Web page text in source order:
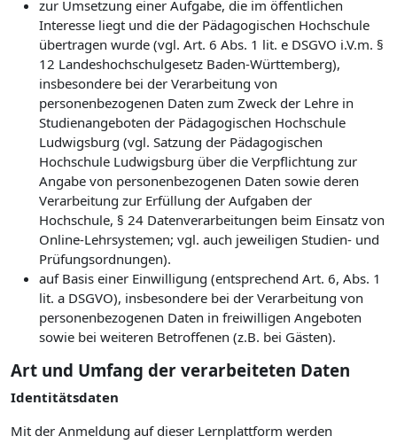
zur Umsetzung einer Aufgabe, die im öffentlichen
Interesse liegt und die der Pädagogischen Hochschule
übertragen wurde (vgl. Art. 6 Abs. 1 lit. e DSGVO i.V.m. §
12 Landeshochschulgesetz Baden-Württemberg),
insbesondere bei der Verarbeitung von
personenbezogenen Daten zum Zweck der Lehre in
Studienangeboten der Pädagogischen Hochschule
Ludwigsburg (vgl. Satzung der Pädagogischen
Hochschule Ludwigsburg über die Verpflichtung zur
Angabe von personenbezogenen Daten sowie deren
Verarbeitung zur Erfüllung der Aufgaben der
Hochschule, § 24 Datenverarbeitungen beim Einsatz von
Online-Lehrsystemen; vgl. auch jeweiligen Studien- und
Prüfungsordnungen).
auf Basis einer Einwilligung (entsprechend Art. 6, Abs. 1
lit. a DSGVO), insbesondere bei der Verarbeitung von
personenbezogenen Daten in freiwilligen Angeboten
sowie bei weiteren Betroffenen (z.B. bei Gästen).
Art und Umfang der verarbeiteten Daten
Identitätsdaten
Mit der Anmeldung auf dieser Lernplattform werden